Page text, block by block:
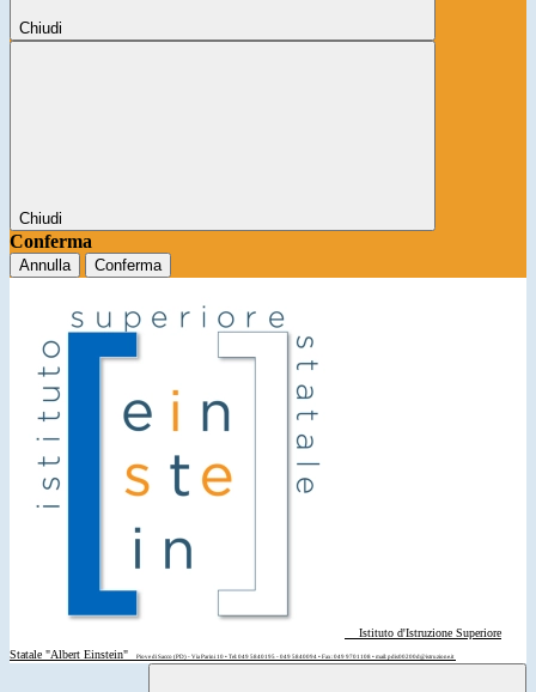
Chiudi
Chiudi
Conferma
Annulla Conferma
Istituto d'Istruzione Superiore
Statale "Albert Einstein"
Piove di Sacco (PD) - Via Parini 10 • Tel: 049 5840195 - 049 5840094 • Fax: 049 9701108 • mail: pdis00200d@istruzione.it